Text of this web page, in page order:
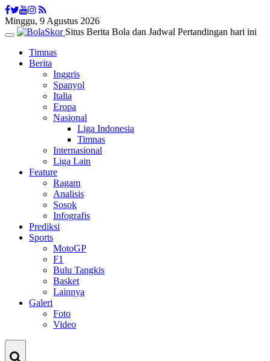
Minggu, 9 Agustus 2026
Toggle
navigation
Situs Berita Bola dan Jadwal Pertandingan hari ini
Timnas
Berita
Inggris
Spanyol
Italia
Eropa
Nasional
Liga Indonesia
Timnas
Internasional
Liga Lain
Feature
Ragam
Analisis
Sosok
Infografis
Prediksi
Sports
MotoGP
F1
Bulu Tangkis
Basket
Lainnya
Galeri
Foto
Video